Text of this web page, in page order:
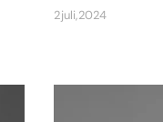
2 juli, 2024